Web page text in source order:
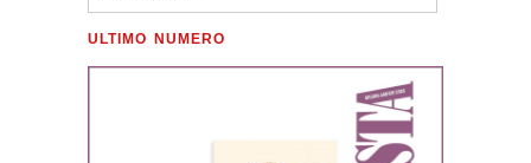
ULTIMO NUMERO